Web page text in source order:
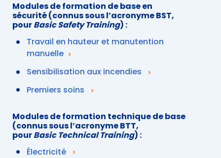
Modules de formation de base en
sécurité (connus sous l’acronyme BST,
pourBasic Safety Training) :
Travail en hauteur et manutention
manuelle
Sensibilisation aux incendies
Premiers soins
Modules de formation technique de base
(connus sous l’acronyme BTT,
pourBasic Technical Training) :
Électricité